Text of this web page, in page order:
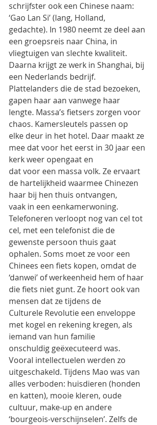
schrijfster ook een Chinese naam:
‘Gao Lan Si’ (lang, Holland,
gedachte). In 1980 neemt ze deel aan
een groepsreis naar China, in
vliegtuigen van slechte kwaliteit.
Daarna krijgt ze werk in Shanghai, bij
een Nederlands bedrijf.
Plattelanders die de stad bezoeken,
gapen haar aan vanwege haar
lengte. Massa’s fietsers zorgen voor
chaos. Kamersleutels passen op
elke deur in het hotel. Daar maakt ze
mee dat voor het eerst in 30 jaar een
kerk weer opengaat en
dat voor een massa volk. Ze ervaart
de hartelijkheid waarmee Chinezen
haar bij hen thuis ontvangen,
vaak in een eenkamerwoning.
Telefoneren verloopt nog van cel tot
cel, met een telefonist die de
gewenste persoon thuis gaat
ophalen. Soms moet ze voor een
Chinees een fiets kopen, omdat de
‘danwei’ of werkeenheid hem of haar
die fiets niet gunt. Ze hoort ook van
mensen dat ze tijdens de
Culturele Revolutie een enveloppe
met kogel en rekening kregen, als
iemand van hun familie
onschuldig geëxecuteerd was.
Vooral intellectuelen werden zo
uitgeschakeld. Tijdens Mao was van
alles verboden: huisdieren (honden
en katten), mooie kleren, oude
cultuur, make-up en andere
‘bourgeois-verschijnselen’. Zelfs de